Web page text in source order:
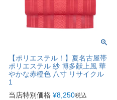
【ポリエステル！】夏名古屋帯
ポリエステル 紗 博多献上風 華
やかな赤橙色 八寸 リサイクル
1
当店特別価格 ¥8,250税込